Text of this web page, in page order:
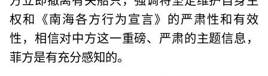
权和《南海各方行为宣言》的严肃性和有效
性，相信对中方这一重磅、严肃的主题信息，
菲方是有充分感知的。